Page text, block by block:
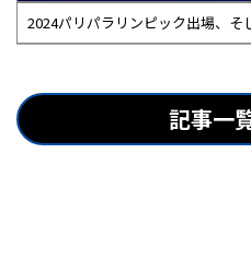
2024パリパラリンピック出場、
記事一